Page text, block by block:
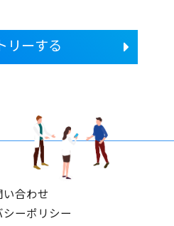
リーする
い合わせ
シーポリシー